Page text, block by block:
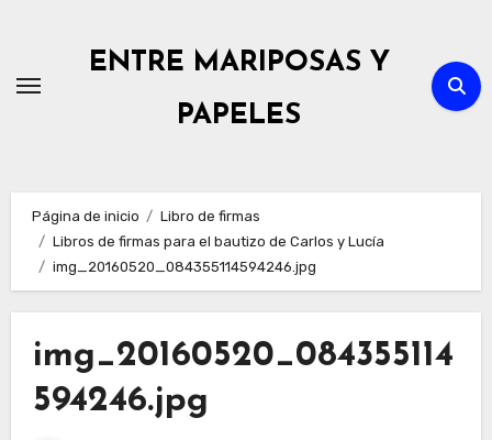
contenido
ENTRE MARIPOSAS Y
PAPELES
Página de inicio
Libro de firmas
Libros de firmas para el bautizo de Carlos y Lucía
img_20160520_084355114594246.jpg
img_20160520_084355114
594246.jpg